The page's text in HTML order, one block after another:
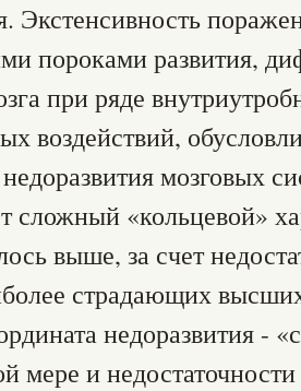
Экстенсивность
пороками развития,
при ряде
воздействий,
недоразвития мозговых
сложный «кольцевой»
выше, за счет
страдающих
недоразвития -
мере и